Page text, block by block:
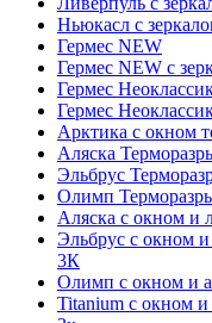
Ньюкасл с
Гермес NEW
Гермес NEW с
Гермес
Гермес
Арктика с окном
Аляска
Эльбрус
Олимп
Аляска с окном и
Эльбрус с окном
3К
Олимп с окном и
Titanium с окном